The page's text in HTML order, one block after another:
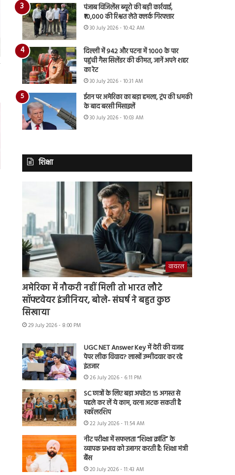
पंजाब विजिलेंस ब्यूरो की बड़ी कार्रवाई,
₹10,000 की रिश्वत लेते क्लर्क गिरफ्तार
30 July 2026 - 10:42 AM
दिल्ली में 942 और पटना में 1000 के पार
पहुंची गैस सिलेंडर की कीमत, जानें अपने शहर
का रेट
30 July 2026 - 10:31 AM
ईरान पर अमेरिका का बड़ा हमला, ट्रंप की धमकी
के बाद बरसी मिसाइलें
30 July 2026 - 10:03 AM
शिक्षा
वायरल
अमेरिका में नौकरी नहीं मिली तो भारत लौटे
सॉफ्टवेयर इंजीनियर, बोले- संघर्ष ने बहुत कुछ
सिखाया
29 July 2026 - 8:00 PM
UGC NET Answer Key में देरी की वजह
पेपर लीक विवाद? लाखों उम्मीदवार कर रहे
इंतजार
26 July 2026 - 6:11 PM
SC छात्रों के लिए बड़ा अपडेट! 15 अगस्त से
पहले कर लें ये काम, वरना अटक सकती है
स्कॉलरशिप
22 July 2026 - 11:54 AM
नीट परीक्षा में सफलता “शिक्षा क्रांति” के
व्यापक प्रभाव को उजागर करती है: शिक्षा मंत्री
बैंस
20 July 2026 - 11:43 AM